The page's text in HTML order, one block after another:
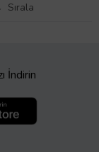
Sırala
İndirin